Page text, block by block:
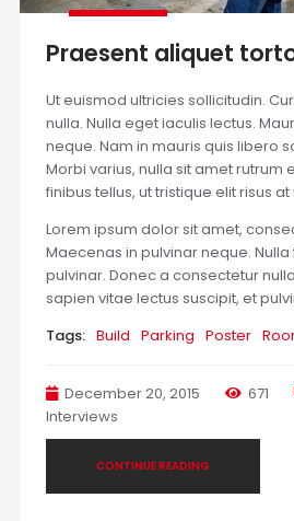
Praesent aliquet
Ut euismod ultricies sollicitudin.
nulla. Nulla eget iaculis lectus.
neque. Nam in mauris quis libero
Morbi varius, nulla sit amet rutrum
finibus tellus, ut tristique elit risus at
Lorem ipsum dolor sit amet,
Maecenas in pulvinar neque.
pulvinar. Donec a consectetur
sapien vitae lectus suscipit, et
Tags: Build Parking Poster
December 20, 2015 671
Interviews
CONTINUE READING